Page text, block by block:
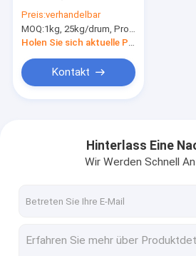
Fustel
Preis:verhandelbar
MOQ:1kg, 25kg/drum, Probe ist verfügbar
Holen Sie sich aktuelle Preis
Kontakt
Hinterlass Eine
Wir Werden Schnell